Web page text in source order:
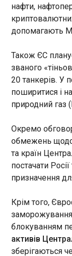
В Україні
засадили
22:50:42
ЧИТАТЬ
Львівська
Польщі на
22:50:41
нафти,
допомагають
Також ЄС
званого
20 танкерів. У
поширитися і
природний газ
Окремо
обмежень щодо
та країн
постачати
призначення
Крім того,
заморожування
блокуванням
активів
зберігаються